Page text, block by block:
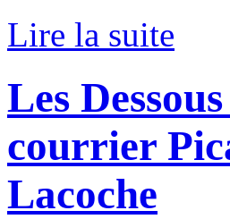
Lire la suite
Les
courrier
Lacoche